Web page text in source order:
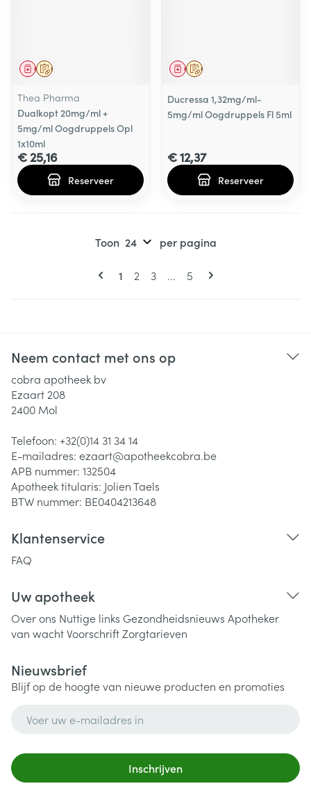
Op voorschrift
Geneesmiddel
Thea Pharma
Dualkopt 20mg/ml +
5mg/ml Oogdruppels Opl
1x10ml
€ 25,16
Reserveer
Op voorschrift
Geneesmiddel
Ducressa 1,32mg/ml-
5mg/ml Oogdruppels Fl 5ml
€ 12,37
Reserveer
Pagina's
U lees momenteel pagina
1 Pagina
2 Pagina
3 ... Pagina
5
Toon per pagina
Neem contact met ons op
cobra apotheek bv
Ezaart 208
2400 Mol
Telefoon: +32(0)14 31 34 14
E-mailadres: ezaart@apotheekcobra.be
APB nummer: 132504
Apotheek titularis: Jolien Taels
BTW nummer: BE0404213648
Klantenservice
FAQ
Uw apotheek
Over ons Nuttige links Gezondheidsnieuws Apotheker
van wachtVoorschriftZorgtarieven
Nieuwsbrief
Blijf op de hoogte van nieuwe producten en promoties
Inschrijven